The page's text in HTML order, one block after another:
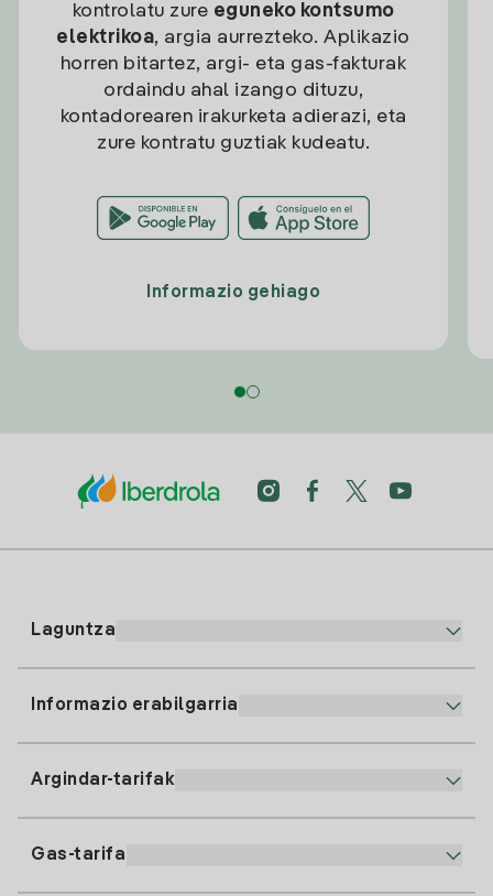
kontrolatu zure eguneko kontsumo
elektrikoa, argia aurrezteko. Aplikazio
horren bitartez, argi- eta gas-fakturak
ordaindu ahal izango dituzu,
kontadorearen irakurketa adierazi, eta
zure kontratu guztiak kudeatu.
Informazio gehiago
Laguntza
91 919 52 73
Informazio erabilgarria
Argindar-tarifak
Gas-tarifa